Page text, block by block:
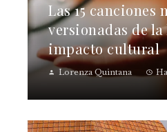
Las 15 canciones
versionadas de
impacto cultural
Lorenza Quintana